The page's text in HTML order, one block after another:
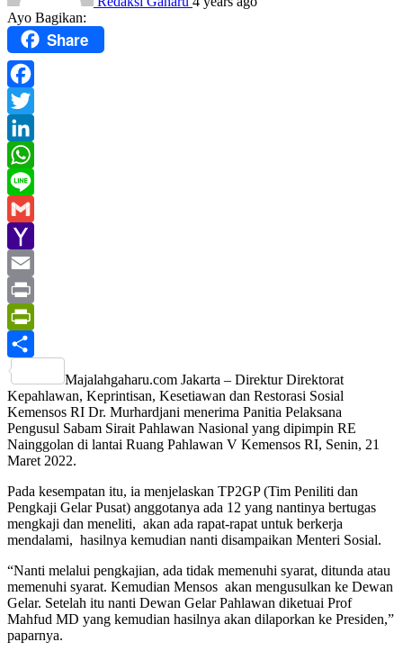
Ayo Bagikan:
Share
Facebook
Twitter
LinkedIn
WhatsApp
Line
Gmail
Yahoo
Mail
Email
Print
PrintFriendly
Majalahgaharu.com Jakarta – Direktur Direktorat
Kepahlawan, Keprintisan, Kesetiawan dan Restorasi Sosial
Kemensos RI Dr. Murhardjani menerima Panitia Pelaksana
Pengusul Sabam Sirait Pahlawan Nasional yang dipimpin RE
Nainggolan di lantai Ruang Pahlawan V Kemensos RI, Senin, 21
Maret 2022.
Pada kesempatan itu, ia menjelaskan TP2GP (Tim Peniliti dan
Pengkaji Gelar Pusat) anggotanya ada 12 yang nantinya bertugas
mengkaji dan meneliti, akan ada rapat-rapat untuk berkerja
mendalami, hasilnya kemudian nanti disampaikan Menteri Sosial.
“Nanti melalui pengkajian, ada tidak memenuhi syarat, ditunda atau
memenuhi syarat. Kemudian Mensos akan mengusulkan ke Dewan
Gelar. Setelah itu nanti Dewan Gelar Pahlawan diketuai Prof
Mahfud MD yang kemudian hasilnya akan dilaporkan ke Presiden,”
paparnya.